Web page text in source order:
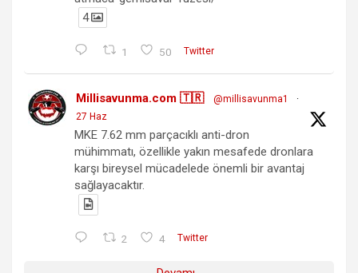
4
1 50 Twitter
Millisavunma.com 🇹🇷 @millisavunma1
·
27 Haz
MKE 7.62 mm parçacıklı anti-dron
mühimmatı, özellikle yakın mesafede dronlara
karşı bireysel mücadelede önemli bir avantaj
sağlayacaktır.
2 4 Twitter